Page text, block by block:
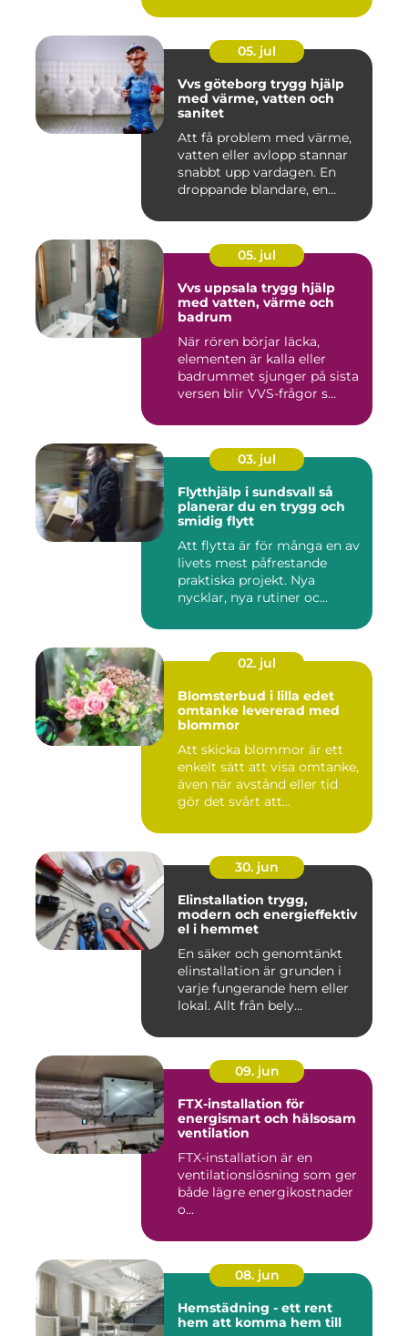
05. jul
Vvs göteborg trygg hjälp
med värme, vatten och
sanitet
Att få problem med värme,
vatten eller avlopp stannar
snabbt upp vardagen. En
droppande blandare, en...
05. jul
Vvs uppsala trygg hjälp
med vatten, värme och
badrum
När rören börjar läcka,
elementen är kalla eller
badrummet sjunger på sista
versen blir VVS-frågor s...
03. jul
Flytthjälp i sundsvall så
planerar du en trygg och
smidig flytt
Att flytta är för många en av
livets mest påfrestande
praktiska projekt. Nya
nycklar, nya rutiner oc...
02. jul
Blomsterbud i lilla edet
omtanke levererad med
blommor
Att skicka blommor är ett
enkelt sätt att visa omtanke,
även när avstånd eller tid
gör det svårt att...
30. jun
Elinstallation trygg,
modern och energieffektiv
el i hemmet
En säker och genomtänkt
elinstallation är grunden i
varje fungerande hem eller
lokal. Allt från bely...
09. jun
FTX-installation för
energismart och hälsosam
ventilation
FTX-installation är en
ventilationslösning som ger
både lägre energikostnader
o...
08. jun
Hemstädning - ett rent
hem att komma hem till